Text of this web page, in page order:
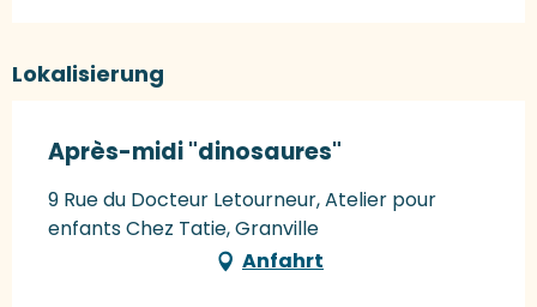
Lokalisierung
Après-midi "dinosaures"
9 Rue du Docteur Letourneur, Atelier pour
enfants Chez Tatie, Granville
Anfahrt